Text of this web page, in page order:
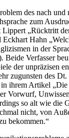
des nach und
zum
„Rücktritt der
Eckhart Hahn
in der
Beide Verfasser
der unpräzisen
zugunsten des Dt.
ihrem Artikel „Die
Vorwurf,
so alt wie die
nicht, von